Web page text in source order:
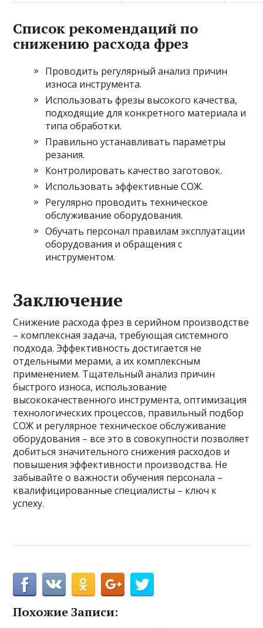
Список рекомендаций по
снижению расхода фрез
Проводить регулярный анализ причин
износа инструмента.
Использовать фрезы высокого качества,
подходящие для конкретного материала и
типа обработки.
Правильно устанавливать параметры
резания.
Контролировать качество заготовок.
Использовать эффективные СОЖ.
Регулярно проводить техническое
обслуживание оборудования.
Обучать персонал правилам эксплуатации
оборудования и обращения с
инструментом.
Заключение
Снижение расхода фрез в серийном производстве
– комплексная задача, требующая системного
подхода. Эффективность достигается не
отдельными мерами, а их комплексным
применением. Тщательный анализ причин
быстрого износа, использование
высококачественного инструмента, оптимизация
технологических процессов, правильный подбор
СОЖ и регулярное техническое обслуживание
оборудования – все это в совокупности позволяет
добиться значительного снижения расходов и
повышения эффективности производства. Не
забывайте о важности обучения персонала –
квалифицированные специалисты – ключ к
успеху.
Похожие Записи: